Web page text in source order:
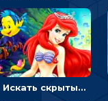
Искать скрытый алфавит на картинках с мультяшными героями - головоломка для детей